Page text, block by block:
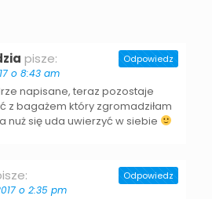
pisze:
o 8:43 am
napisane, teraz pozostaje
z bagażem który zgromadziłam
nuż się uda uwierzyć w siebie
Odpowiedz
o 2:35 pm
Odpowiedz